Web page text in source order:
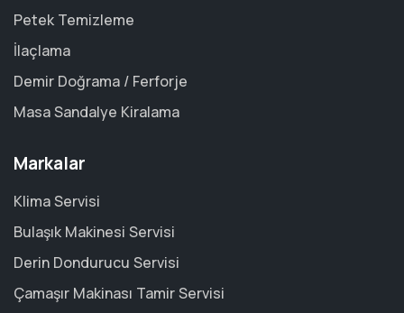
Petek Temizleme
İlaçlama
Demir Doğrama / Ferforje
Masa Sandalye Kiralama
Markalar
Klima Servisi
Bulaşık Makinesi Servisi
Derin Dondurucu Servisi
Çamaşır Makinası Tamir Servisi